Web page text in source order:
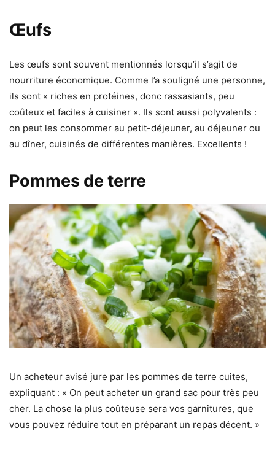
Œufs
Les œufs sont souvent mentionnés lorsqu’il s’agit de
nourriture économique. Comme l’a souligné une personne,
ils sont « riches en protéines, donc rassasiants, peu
coûteux et faciles à cuisiner ». Ils sont aussi polyvalents :
on peut les consommer au petit-déjeuner, au déjeuner ou
au dîner, cuisinés de différentes manières. Excellents !
Pommes de terre
Un acheteur avisé jure par les pommes de terre cuites,
expliquant : « On peut acheter un grand sac pour très peu
cher. La chose la plus coûteuse sera vos garnitures, que
vous pouvez réduire tout en préparant un repas décent. »